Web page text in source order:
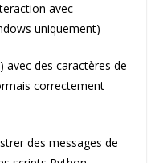
avec
uniquement)
avec des caractères de
correctement
des messages de